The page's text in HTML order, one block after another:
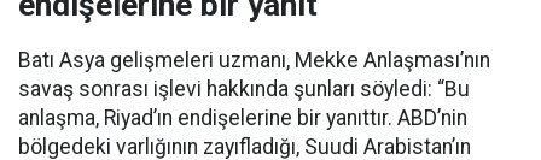
Batı Asya gelişmeleri uzmanı, Mekke Anlaşması’nın
savaş sonrası işlevi hakkında şunları söyledi: “Bu
anlaşma, Riyad’ın endişelerine bir yanıttır. ABD’nin
bölgedeki varlığının zayıfladığı, Suudi Arabistan’ın